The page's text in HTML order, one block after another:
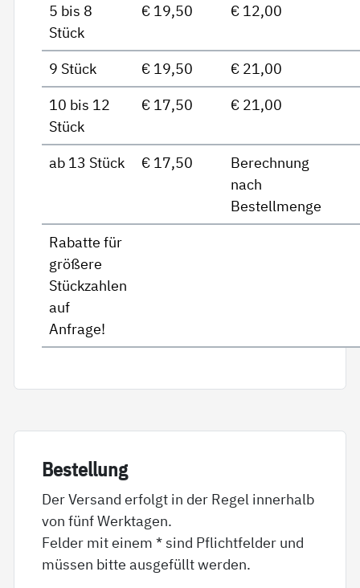
5 bis 8
Stück
€ 19,50 € 12,00
9 Stück € 19,50
€ 21,00
10 bis 12
Stück
€ 17,50 € 21,00
ab 13 Stück € 17,50
Berechnung
nach
Bestellmenge
Rabatte für
größere
Stückzahlen
auf
Anfrage!
Be­stel­lung
Der Versand erfolgt in der Regel innerhalb
von fünf Werktagen.
Felder mit einem * sind Pflichtfelder und
müssen bitte ausgefüllt werden.